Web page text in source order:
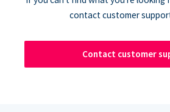
contact customer
Contact customer